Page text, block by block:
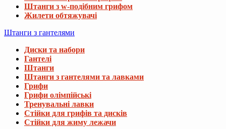
Штанги з w-подібним грифом
Жилети обтяжувачі
Штанги з гантелями
Диски та набори
Гантелі
Штанги
Штанги з гантелями та лавками
Грифи
Грифи олімпійські
Тренувальні лавки
Стійки для грифів та дисків
Стійки для жиму лежачи